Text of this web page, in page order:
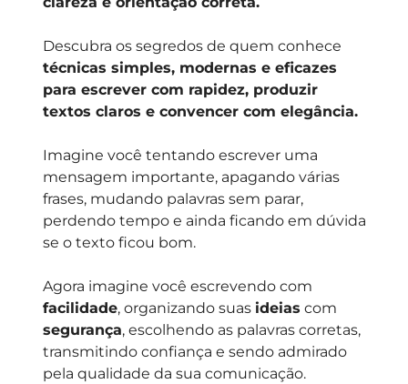
Descubra os segredos de quem conhece
técnicas simples, modernas e eficazes
para escrever com rapidez, produzir
textos claros e convencer com elegância.
Imagine você tentando escrever uma
mensagem importante, apagando várias
frases, mudando palavras sem parar,
perdendo tempo e ainda ficando em dúvida
se o texto ficou bom.
Agora imagine você escrevendo com
facilidade, organizando suas ideias com
segurança, escolhendo as palavras corretas,
transmitindo confiança e sendo admirado
pela qualidade da sua comunicação.